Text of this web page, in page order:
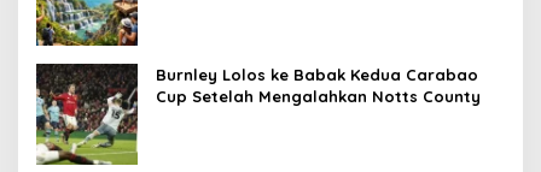
Burnley Lolos ke Babak Kedua Carabao
Cup Setelah Mengalahkan Notts County